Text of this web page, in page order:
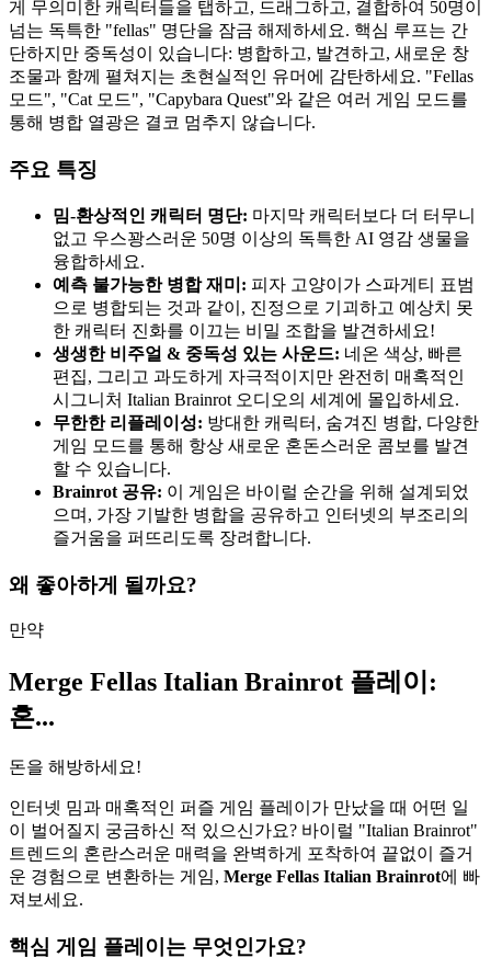
게 무의미한 캐릭터들을 탭하고, 드래그하고, 결합하여 50명이
넘는 독특한 "fellas" 명단을 잠금 해제하세요. 핵심 루프는 간
단하지만 중독성이 있습니다: 병합하고, 발견하고, 새로운 창
조물과 함께 펼쳐지는 초현실적인 유머에 감탄하세요. "Fellas
모드", "Cat 모드", "Capybara Quest"와 같은 여러 게임 모드를
통해 병합 열광은 결코 멈추지 않습니다.
주요 특징
밈-환상적인 캐릭터 명단: 마지막 캐릭터보다 더 터무니
없고 우스꽝스러운 50명 이상의 독특한 AI 영감 생물을
융합하세요.
예측 불가능한 병합 재미: 피자 고양이가 스파게티 표범
으로 병합되는 것과 같이, 진정으로 기괴하고 예상치 못
한 캐릭터 진화를 이끄는 비밀 조합을 발견하세요!
생생한 비주얼 & 중독성 있는 사운드: 네온 색상, 빠른
편집, 그리고 과도하게 자극적이지만 완전히 매혹적인
시그니처 Italian Brainrot 오디오의 세계에 몰입하세요.
무한한 리플레이성: 방대한 캐릭터, 숨겨진 병합, 다양한
게임 모드를 통해 항상 새로운 혼돈스러운 콤보를 발견
할 수 있습니다.
Brainrot 공유: 이 게임은 바이럴 순간을 위해 설계되었
으며, 가장 기발한 병합을 공유하고 인터넷의 부조리의
즐거움을 퍼뜨리도록 장려합니다.
왜 좋아하게 될까요?
만약
Merge Fellas Italian Brainrot 플레이:
혼...
돈을 해방하세요!
인터넷 밈과 매혹적인 퍼즐 게임 플레이가 만났을 때 어떤 일
이 벌어질지 궁금하신 적 있으신가요? 바이럴 "Italian Brainrot"
트렌드의 혼란스러운 매력을 완벽하게 포착하여 끝없이 즐거
운 경험으로 변환하는 게임, Merge Fellas Italian Brainrot에 빠
져보세요.
핵심 게임 플레이는 무엇인가요?